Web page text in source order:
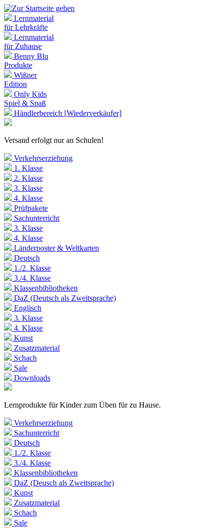
Lernmaterial
für Lehrkräfte
Lernmaterial
für Zuhause
Benny Blu
Produkte
Wißner
Edition
Only Kids
Spiel & Spaß
Händlerbereich [Wiederverkäufer]
Versand erfolgt nur an Schulen!
Verkehrserziehung
1. Klasse
2. Klasse
3. Klasse
4. Klasse
Prüfpakete
Sachunterricht
3. Klasse
4. Klasse
Länderposter & Weltkarten
Deutsch
1./2. Klasse
3./4. Klasse
Klassenbibliotheken
DaZ (Deutsch als Zweitsprache)
Englisch
3. Klasse
4. Klasse
Kunst
Zusatzmaterial
Schach
Sale
Downloads
Lernprodukte für Kinder zum Üben für zu Hause.
Verkehrserziehung
Sachunterricht
Deutsch
1./2. Klasse
3./4. Klasse
Klassenbibliotheken
DaZ (Deusch als Zweitsprache)
Kunst
Zusatzmaterial
Schach
Sale